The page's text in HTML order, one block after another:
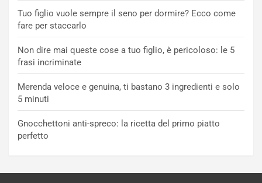
Tuo figlio vuole sempre il seno per dormire? Ecco come
fare per staccarlo
Non dire mai queste cose a tuo figlio, è pericoloso: le 5
frasi incriminate
Merenda veloce e genuina, ti bastano 3 ingredienti e solo
5 minuti
Gnocchettoni anti-spreco: la ricetta del primo piatto
perfetto